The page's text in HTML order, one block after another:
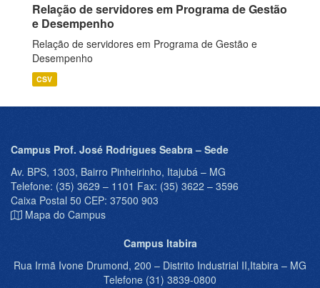
Relação de servidores em Programa de Gestão
e Desempenho
Relação de servidores em Programa de Gestão e
Desempenho
CSV
Campus Prof. José Rodrigues Seabra – Sede
Av. BPS, 1303, Bairro Pinheirinho, Itajubá – MG
Telefone: (35) 3629 – 1101 Fax: (35) 3622 – 3596
Caixa Postal 50 CEP: 37500 903
Mapa do Campus
Campus Itabira
Rua Irmã Ivone Drumond, 200 – Distrito Industrial II,Itabira – MG
Telefone (31) 3839-0800